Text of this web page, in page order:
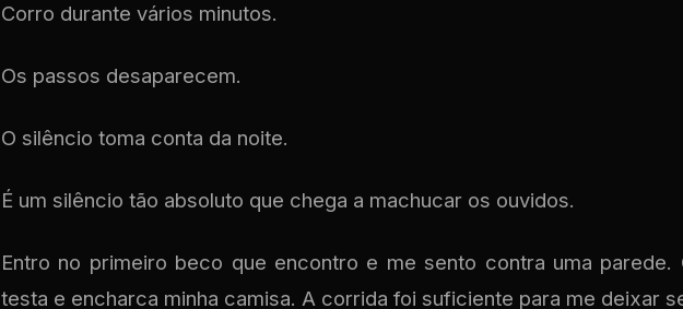
Corro durante vários minutos.
Os passos desaparecem.
O silêncio toma conta da noite.
É um silêncio tão absoluto que chega a machucar os ouvidos.
Entro no primeiro beco que encontro e me sento contra uma
testa e encharca minha camisa. A corrida foi suficiente para me deixar